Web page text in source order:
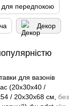
передпокою
Декор